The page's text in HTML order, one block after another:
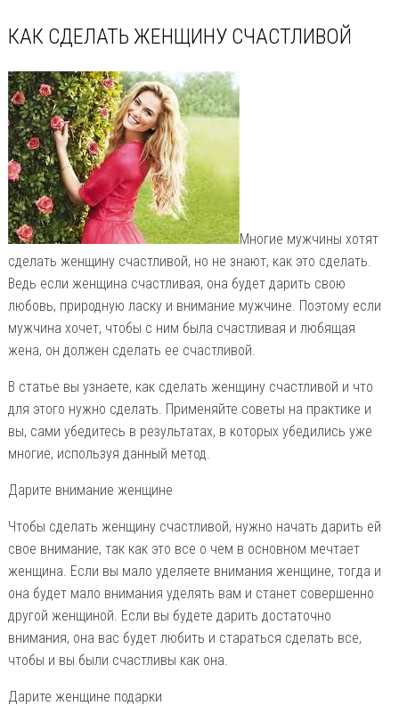
КАК СДЕЛАТЬ ЖЕНЩИНУ СЧАСТЛИВОЙ
Многие мужчины хотят
сделать женщину счастливой, но не знают, как это сделать.
Ведь если женщина счастливая, она будет дарить свою
любовь, природную ласку и внимание мужчине. Поэтому если
мужчина хочет, чтобы с ним была счастливая и любящая
жена, он должен сделать ее счастливой.
В статье вы узнаете, как сделать женщину счастливой и что
для этого нужно сделать. Применяйте советы на практике и
вы, сами убедитесь в результатах, в которых убедились уже
многие, используя данный метод.
Дарите внимание женщине
Чтобы сделать женщину счастливой, нужно начать дарить ей
свое внимание, так как это все о чем в основном мечтает
женщина. Если вы мало уделяете внимания женщине, тогда и
она будет мало внимания уделять вам и станет совершенно
другой женщиной. Если вы будете дарить достаточно
внимания, она вас будет любить и стараться сделать все,
чтобы и вы были счастливы как она.
Дарите женщине подарки